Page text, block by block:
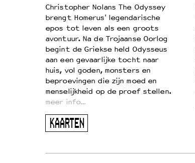
Christopher Nolans The Odyssey
brengt Homerus' legendarische
epos tot leven als een groots
avontuur. Na de Trojaanse Oorlog
begint de Griekse held Odysseus
aan een gevaarlijke tocht naar
huis, vol goden, monsters en
beproevingen die zijn moed en
menselijkheid op de proef stellen.
meer info…
KAARTEN